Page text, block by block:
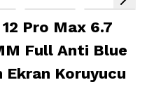
Pro Max 6.7
Full Anti Blue
Ekran Koruyucu